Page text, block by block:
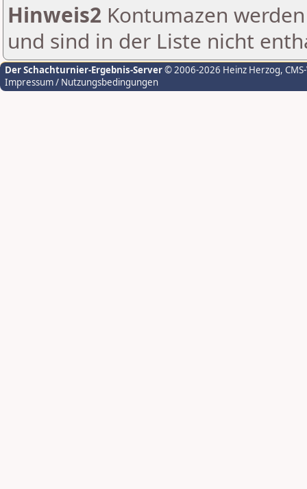
Hinweis2 Kontumazen
und sind in der Liste nicht
Der Schachturnier-Ergebnis-Server© 2006-2026 Heinz Herzog,
Impressum / Nutzungsbedingungen